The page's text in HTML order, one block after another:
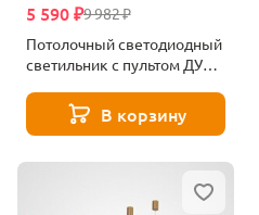
9 982 ₽
5 590 ₽
Потолочный светодиодный
светильник с пультом ДУ
черный
В корзину